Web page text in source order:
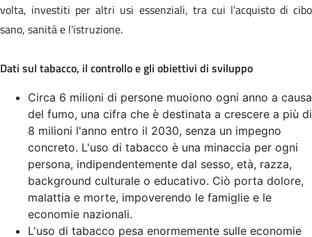
volta, investiti per altri usi essenziali, tra cui l'acquisto di cibo
sano, sanità e l'istruzione.
Dati sul tabacco, il controllo e gli obiettivi di sviluppo
Circa 6 milioni di persone muoiono ogni anno a causa
del fumo, una cifra che è destinata a crescere a più di
8 milioni l'anno entro il 2030, senza un impegno
concreto. L'uso di tabacco è una minaccia per ogni
persona, indipendentemente dal sesso, età, razza,
background culturale o educativo. Ciò porta dolore,
malattia e morte, impoverendo le famiglie e le
economie nazionali.
L'uso di tabacco pesa enormemente sulle economie